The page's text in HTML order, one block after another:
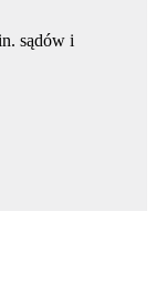
sądów i